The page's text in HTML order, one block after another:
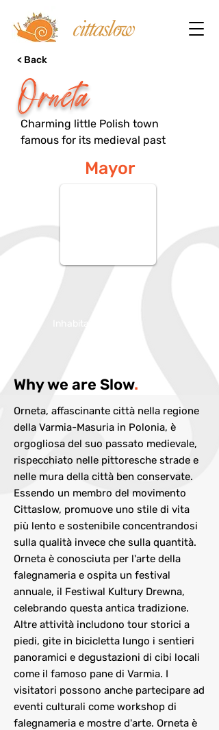
Orneta
< Back
Charming little Polish town
famous for its medieval past
Mayor
Why we are Slow.
Orneta, affascinante città nella regione
della Varmia-Masuria in Polonia, è
orgogliosa del suo passato medievale,
rispecchiato nelle pittoresche strade e
nelle mura della città ben conservate.
Essendo un membro del movimento
Cittaslow, promuove uno stile di vita
più lento e sostenibile concentrandosi
sulla qualità invece che sulla quantità.
Orneta è conosciuta per l'arte della
falegnameria e ospita un festival
annuale, il Festiwal Kultury Drewna,
celebrando questa antica tradizione.
Altre attività includono tour storici a
piedi, gite in bicicletta lungo i sentieri
panoramici e degustazioni di cibi locali
come il famoso pane di Varmia. I
visitatori possono anche partecipare ad
eventi culturali come workshop di
falegnameria e mostre d'arte. Orneta è